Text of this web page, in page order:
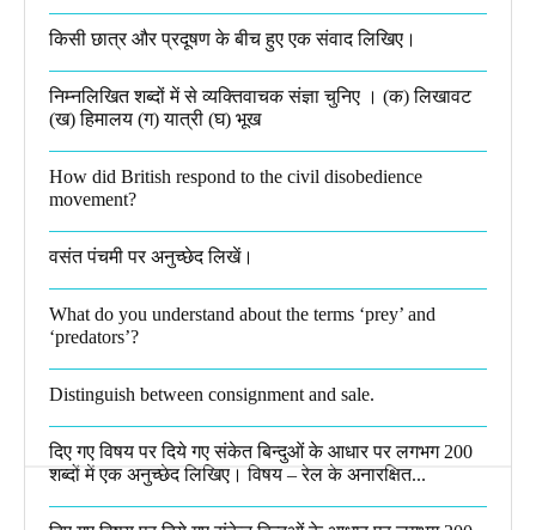
किसी छात्र और प्रदूषण के बीच हुए एक संवाद लिखिए।​
निम्नलिखित शब्दों में से व्यक्तिवाचक संज्ञा चुनिए । (क) लिखावट
(ख) हिमालय (ग) यात्री (घ) भूख​
How did British respond to the civil disobedience
movement?
वसंत पंचमी पर अनुच्छेद लिखें।
What do you understand about the terms ‘prey’ and
‘predators’?​
Distinguish between consignment and sale.
दिए गए विषय पर दिये गए संकेत बिन्दुओं के आधार पर लगभग 200
शब्दों में एक अनुच्छेद लिखिए। विषय – रेल के अनारक्षित...